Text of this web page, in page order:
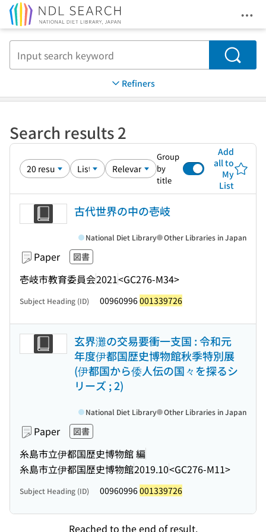
Search
Refiners
Search results 2
Group
by
title
Add
all to
My
List
古代世界の中の壱岐
Paper 図書
壱岐市教育委員会2021<GC276-M34>
National Diet Library Other Libraries in Japan
Subject Heading (ID) 00960996001339726
玄界灘の交易要衝一支国 : 令和元
年度伊都国歴史博物館秋季特別展
(伊都国から倭人伝の国々を探るシ
リーズ ; 2)
Paper 図書
糸島市立伊都国歴史博物館 編
糸島市立伊都国歴史博物館2019.10<GC276-M11>
National Diet Library Other Libraries in Japan
Subject Heading (ID) 00960996001339726
Reached to the end of result.